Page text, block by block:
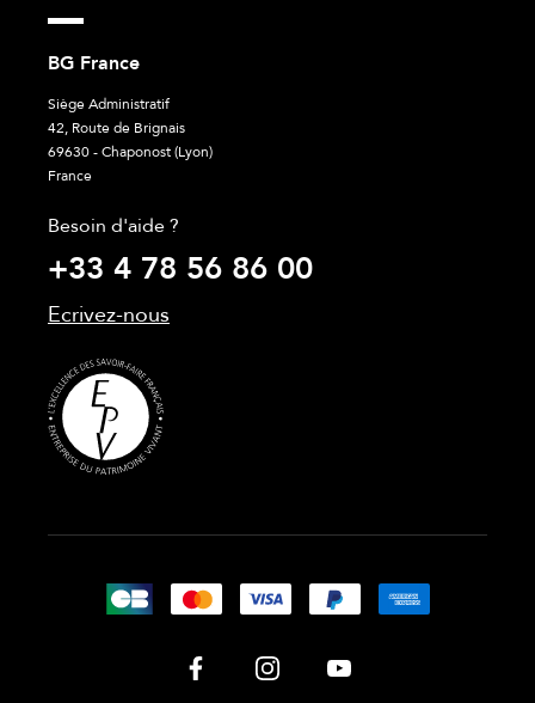
BG France
Siège Administratif
42, Route de Brignais
69630 - Chaponost (Lyon)
France
Besoin d'aide ?
+33 4 78 56 86 00
Ecrivez-nous